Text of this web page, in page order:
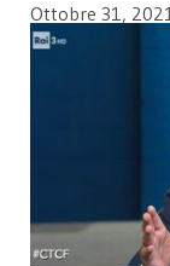
Ottobre 31,